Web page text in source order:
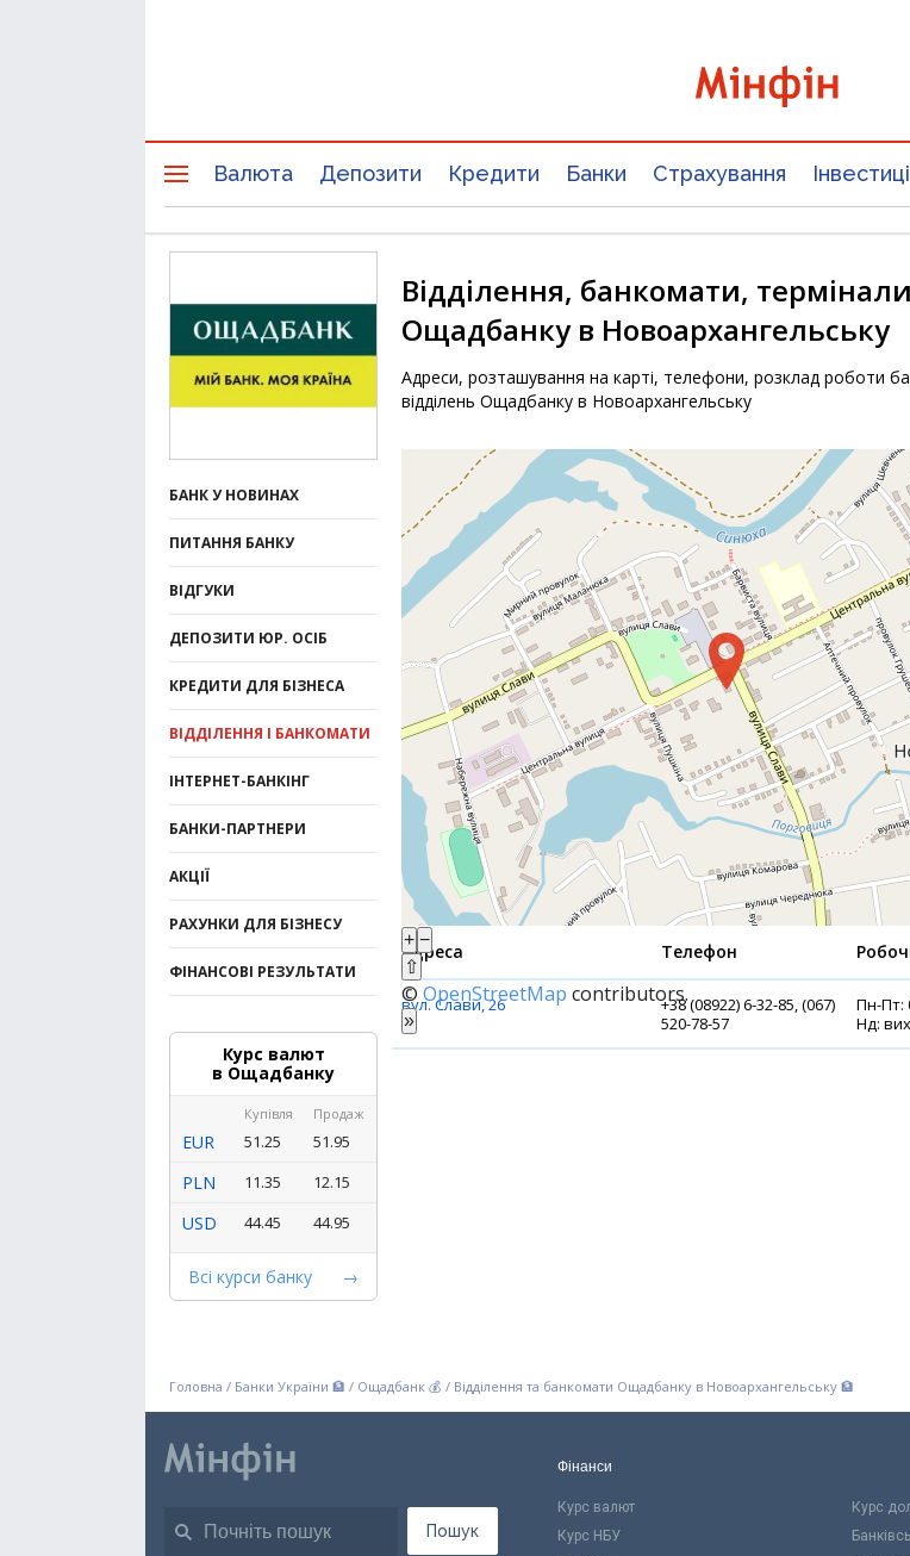
Валюта Депозити Кредити Банки Страхування
БАНК У НОВИНАХ
ПИТАННЯ БАНКУ
ВІДГУКИ
ДЕПОЗИТИ ЮР. ОСІБ
КРЕДИТИ ДЛЯ БІЗНЕСА
ВІДДІЛЕННЯ І БАНКОМАТИ
ІНТЕРНЕТ-БАНКІНГ
БАНКИ-ПАРТНЕРИ
АКЦІЇ
РАХУНКИ ДЛЯ БІЗНЕСУ
ФІНАНСОВІ РЕЗУЛЬТАТИ
Курс валют
в Ощадбанку
Купівля Продаж
EUR 51.25 51.95
PLN 11.35 12.15
USD 44.45 44.95
Всі курси банку
Відділення, банкомати, термінали
Ощадбанку в Новоархангельську
Адреси, розташування на карті, телефони, розклад роботи
відділень Ощадбанку в Новоархангельську
+ −
⇧
© OpenStreetMap contributors.
»
Адреса Телефон
вул. Слави, 26
+38 (08922) 6-32-85, (067)
520-78-57
Пн-Пт:
Нд:
Головна / Банки України 🏦 / Ощадбанк 💰 / Відділення та банкомати Ощадбанку в Новоархангельську 🏦
Пошук
Фінанси
Курс валют Курс
Курс НБУ